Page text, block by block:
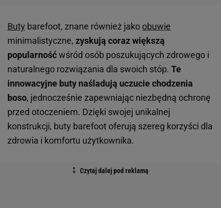
Buty barefoot, znane również jako obuwie
minimalistyczne, zyskują coraz większą
popularnośćwśród osób poszukujących zdrowego i
naturalnego rozwiązania dla swoich stóp. Te
innowacyjne buty naśladują uczucie chodzenia
boso, jednocześnie zapewniając niezbędną ochronę
przed otoczeniem. Dzięki swojej unikalnej
konstrukcji, buty barefoot oferują szereg korzyści dla
zdrowia i komfortu użytkownika.